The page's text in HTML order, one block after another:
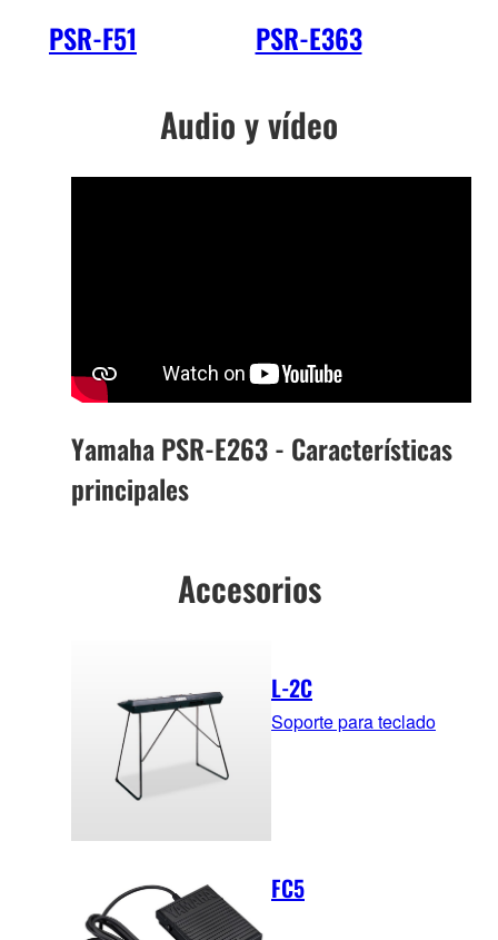
PSR-F51 PSR-E363
Audio y vídeo
Yamaha PSR-E263 - Características
principales
Accesorios
L-2C
Soporte para teclado
FC5